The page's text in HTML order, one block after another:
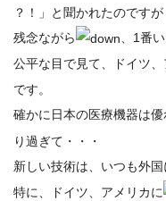
？！」と聞かれたのですが
残念ながら
、1番
公平な目で見て、ドイツ
です。
確かに日本の医療機器は優
り過ぎて・・・
新しい技術は、いつも外
特に、ドイツ、アメリカに